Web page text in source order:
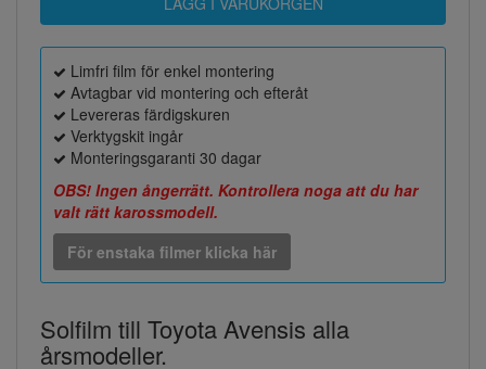
Limfri film för enkel montering
Avtagbar vid montering och efteråt
Levereras färdigskuren
Verktygskit ingår
Monteringsgaranti 30 dagar
OBS! Ingen ångerrätt. Kontrollera noga att du har
valt rätt karossmodell.
För enstaka filmer klicka här
Solfilm till Toyota Avensis alla
årsmodeller.